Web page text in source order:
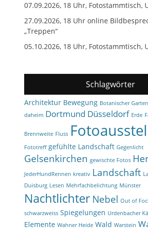
07.09.2026, 18 Uhr, Fotostammtisch,
27.09.2026, 18 Uhr online
„Treppen“
05.10.2026, 18 Uhr, Fotostammtisch,
Schlagwörter
Architektur Bewegung Botanischer Garten
daheim Dortmund Düsseldorf Erde
Brennweite Fluss
Fototreff gefühlte Landschaft Gegenlicht
Gelsenkirchen gewischte Fotos
JederHundRennen kreativ Landschaft
Duisburg Lesen Mehrfachbelichtung Münster
NachtlichterNebel Out of
schwarzweiss Spiegelungen Urdenbacher
Elemente Wahner Heide Wald Warstein